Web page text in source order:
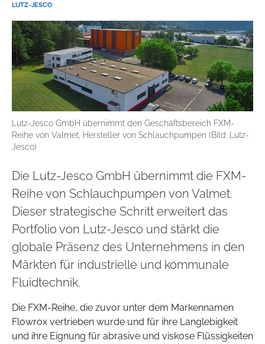
LUTZ-JESCO
Lutz-Jesco GmbH übernimmt den Geschäftsbereich FXM-
Reihe von Valmet, Hersteller von Schlauchpumpen (Bild: Lutz-
Jesco)
Die Lutz-Jesco GmbH übernimmt die FXM-
Reihe von Schlauchpumpen von Valmet.
Dieser strategische Schritt erweitert das
Portfolio von Lutz-Jesco und stärkt die
globale Präsenz des Unternehmens in den
Märkten für industrielle und kommunale
Fluidtechnik.
Die FXM-Reihe, die zuvor unter dem Markennamen
Flowrox vertrieben wurde und für ihre Langlebigkeit
und ihre Eignung für abrasive und viskose Flüssigkeiten